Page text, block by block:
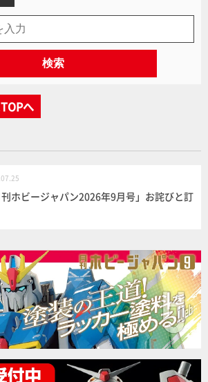
検索
へ
刊ホビージャパン2026年9月号」お詫びと訂